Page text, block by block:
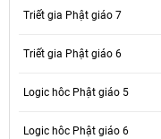
Triết gia Phật giáo 7
Triết gia Phật giáo 6
Logic hôc Phật giáo 5
Logic hôc Phật giáo 6